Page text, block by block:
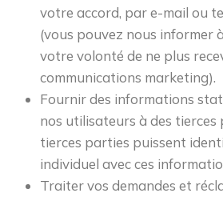
votre accord, par e-mail ou
(vous pouvez nous informer
votre volonté de ne plus
communications marketing).
Fournir des informations
nos utilisateurs à des tierces
tierces parties puissent
individuel avec ces
Traiter vos demandes et